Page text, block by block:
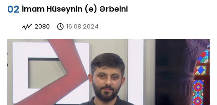
İmam Hüseynin (ə) Ərbəini
2080 16.08.2024